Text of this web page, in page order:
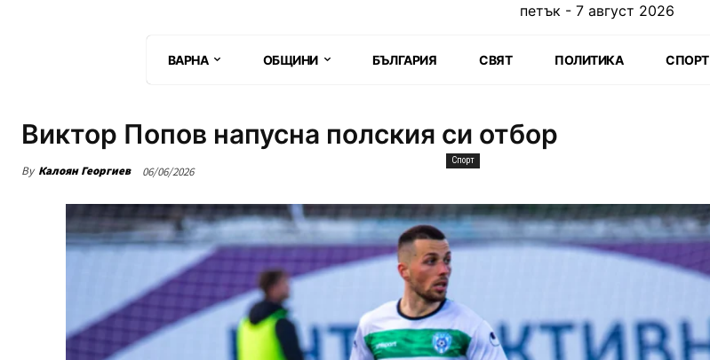
петък - 7 август 2026
ВАРНА ОБЩИНИ БЪЛГАРИЯ СВЯТ ПОЛИТИКА СПОРТ
Виктор Попов напусна полския си отбор
By Калоян Георгиев 06/06/2026
Спорт